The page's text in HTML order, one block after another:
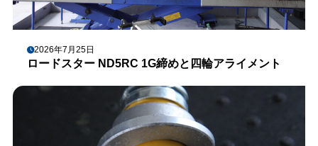
2026年7月25日
ロードスター ND5RC 1G締めと四輪アライメント